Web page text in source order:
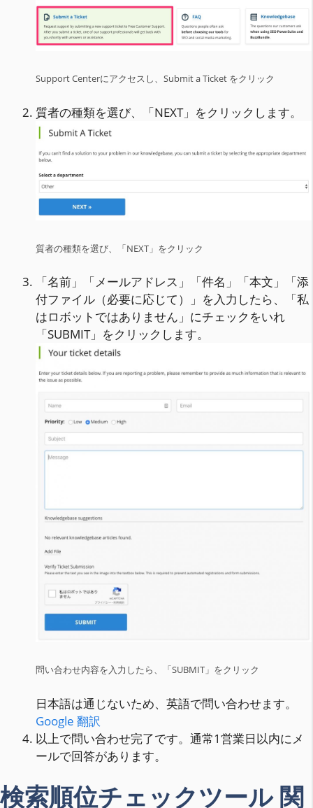
Support Centerにアクセスし、Submit a Ticket をクリック
質者の種類を選び、「NEXT」をクリックします。
質者の種類を選び、「NEXT」をクリック
「名前」「メールアドレス」「件名」「本文」「添
付ファイル（必要に応じて）」を入力したら、「私
はロボットではありません」にチェックをいれ
「SUBMIT」をクリックします。
問い合わせ内容を入力したら、「SUBMIT」をクリック
日本語は通じないため、英語で問い合わせます。
Google 翻訳
以上で問い合わせ完了です。通常1営業日以内にメ
ールで回答があります。
検索順位チェックツール 関